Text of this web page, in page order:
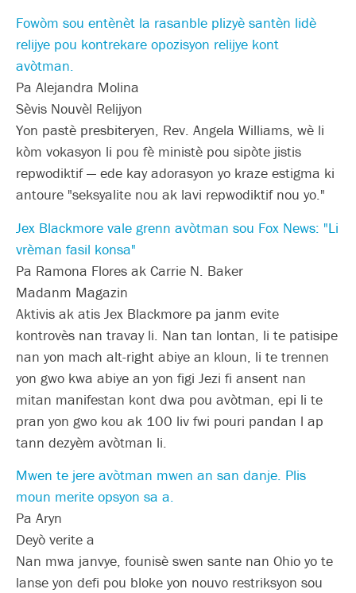
Fowòm sou entènèt la rasanble plizyè santèn lidè
relijye pou kontrekare opozisyon relijye kont
avòtman.
Pa Alejandra Molina
Sèvis Nouvèl Relijyon
Yon pastè presbiteryen, Rev. Angela Williams, wè li
kòm vokasyon li pou fè ministè pou sipòte jistis
repwodiktif — ede kay adorasyon yo kraze estigma ki
antoure "seksyalite nou ak lavi repwodiktif nou yo."
Jex Blackmore vale grenn avòtman sou Fox News: "Li
vrèman fasil konsa"
Pa Ramona Flores ak Carrie N. Baker
Madanm Magazin
Aktivis ak atis Jex Blackmore pa janm evite
kontrovès nan travay li. Nan tan lontan, li te patisipe
nan yon mach alt-right abiye an kloun, li te trennen
yon gwo kwa abiye an yon figi Jezi fi ansent nan
mitan manifestan kont dwa pou avòtman, epi li te
pran yon gwo kou ak 100 liv fwi pouri pandan l ap
tann dezyèm avòtman li.
Mwen te jere avòtman mwen an san danje. Plis
moun merite opsyon sa a.
Pa Aryn
Deyò verite a
Nan mwa janvye, founisè swen sante nan Ohio yo te
lanse yon defi pou bloke yon nouvo restriksyon sou